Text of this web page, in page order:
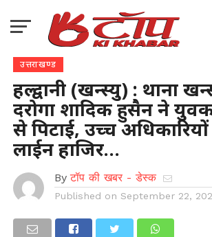
उत्तराखण्ड
हल्द्वानी (खन्स्यु) : थाना
दरोगा शादिक हुसैन ने
से पिटाई, उच्च
लाईन हाजिर…
By टॉप की खबर - डेस्क
Published on September 22,